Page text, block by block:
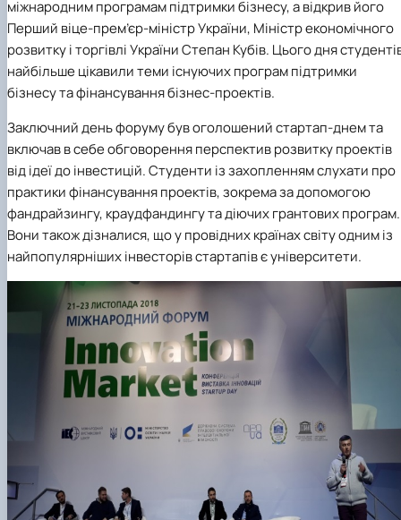
міжнародним програмам підтримки бізнесу, а відкрив його
Перший віце-прем’єр-міністр України, Міністр економічного
розвитку і торгівлі України Степан Кубів. Цього дня
найбільше цікавили теми існуючих програм підтримки
бізнесу та фінансування бізнес-проектів.
Заключний день форуму був оголошений стартап-днем та
включав в себе обговорення перспектив розвитку проектів
від ідеї до інвестицій. Студенти із захопленням слухати про
практики фінансування проектів, зокрема за допомогою
фандрайзингу, краудфандингу та діючих грантових програм.
Вони також дізналися, що у провідних країнах світу одним із
найпопулярніших інвесторів стартапів є університети.